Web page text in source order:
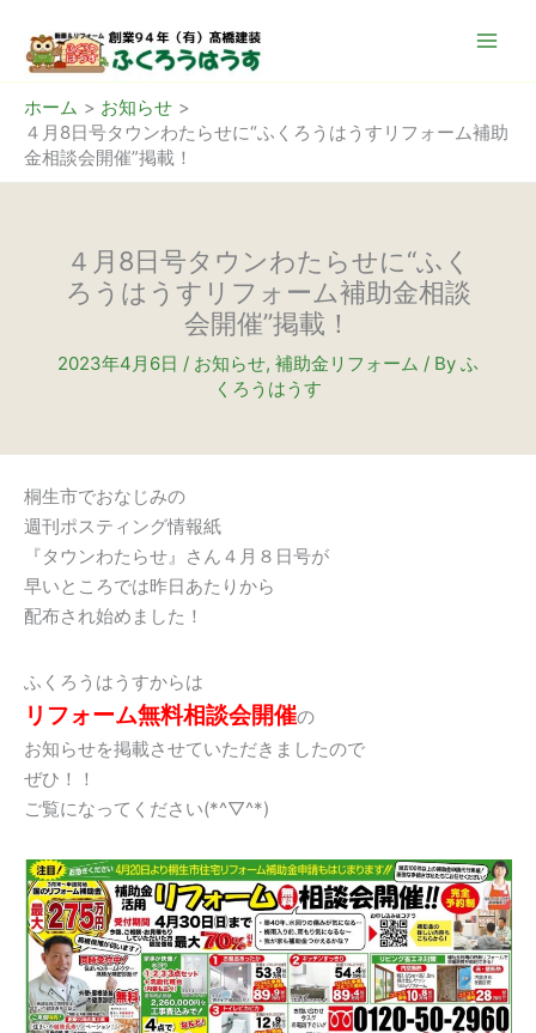
ホーム
お知らせ
４月8日号タウンわたらせに“ふくろうはうすリフォーム補助
金相談会開催”掲載！
４月8日号タウンわたらせに“ふく
ろうはうすリフォーム補助金相談
会開催”掲載！
2023年4月6日 / お知らせ, 補助金リフォーム / By ふ
くろうはうす
桐生市でおなじみの
週刊ポスティング情報紙
『タウンわたらせ』さん４月８日号が
早いところでは昨日あたりから
配布され始めました！
ふくろうはうすからは
リフォーム無料相談会開催の
お知らせを掲載させていただきましたので
ぜひ！！
ご覧になってください(*^▽^*)